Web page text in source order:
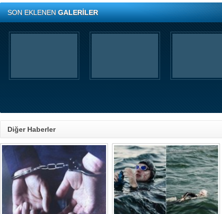
SON EKLENENGALERİLER
Diğer Haberler